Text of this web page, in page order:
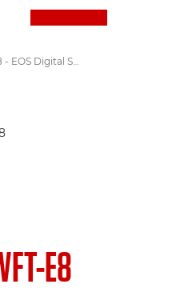
Canon
Canon WFT-E8 - EOS Digital SLR and Compact System Cameras
E8